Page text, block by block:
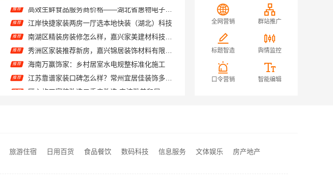
推荐 江岸快捷家装两房一厅选本地快装（湖北）科技
推荐 南湖区精装房装修怎么样，嘉兴家美建材科技有限公司口碑见证
推荐 秀洲区家装推荐新房，嘉兴锦居装饰材料有限公司
推荐 海南万赢饰家：乡村居室水电规整标准化施工
推荐
推荐 匠心施工家装改造二手房改造 宁波雅美和居建材科技有限公司
推荐 云南晟构建筑建材有限公司安宁重钢终身维保
全网营销 群站推广
标题智造 舆情监控
口令营销 智能编辑
旅游住宿 日用百货 食品餐饮 数码科技 信息服务 文体娱乐
房产地产